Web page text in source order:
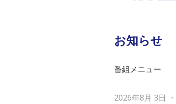
お知らせ
番組メニュー
2026年8月 3日 ・